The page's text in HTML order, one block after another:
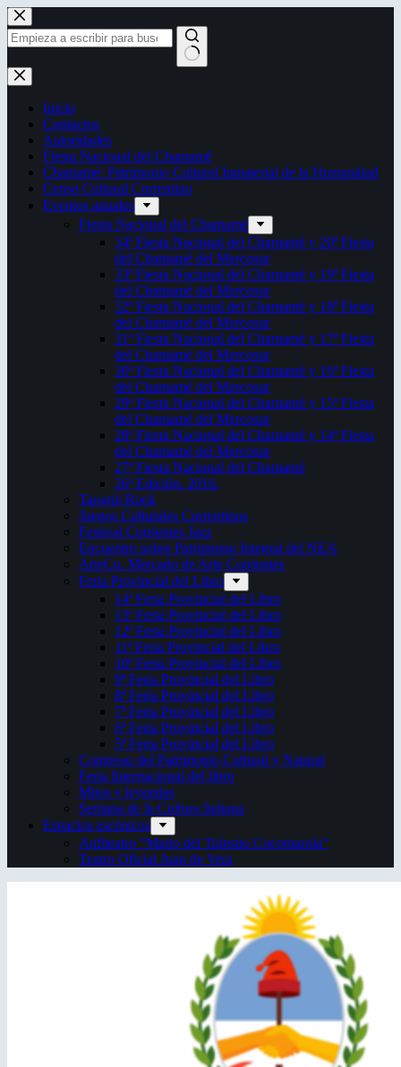
Saltar
al
contenido
Sin
resultados
Inicio
Contactos
Autoridades
Fiesta Nacional del Chamamé
Chamamé: Patrimonio Cultural Inmaterial de la Humanidad
Censo Cultural Correntino
Eventos anuales
Fiesta Nacional del Chamamé
34ª Fiesta Nacional del Chamamé y 20ª Fiesta
del Chamamé del Mercosur
33ª Fiesta Nacional del Chamamé y 19ª Fiesta
del Chamamé del Mercosur
32ª Fiesta Nacional del Chamamé y 18ª Fiesta
del Chamamé del Mercosur
31ª Fiesta Nacional del Chamamé y 17ª Fiesta
del Chamamé del Mercosur
30ª Fiesta Nacional del Chamamé y 16ª Fiesta
del Chamamé del Mercosur
29ª Fiesta Nacional del Chamamé y 15ª Fiesta
del Chamamé del Mercosur
28ª Fiesta Nacional del Chamamé y 14ª Fiesta
del Chamamé del Mercosur
27ª Fiesta Nacional del Chamamé
26ª Edición. 2016.
Taragüi Rock
Juegos Culturales Correntinos
Festival Corrientes Jazz
Encuentro sobre Patrimonio Integral del NEA
ArteCo. Mercado de Arte Corrientes
Feria Provincial del Libro
14ª Feria Provincial del Libro
13ª Feria Provincial del Libro
12ª Feria Provincial del Libro
11ª Feria Provincial del Libro
10ª Feria Provincial del Libro
9ª Feria Provincial del Libro
8ª Feria Provincial del Libro
7ª Feria Provincial del Libro
6ª Feria Provincial del Libro
5ª Feria Provincial del Libro
Congreso del Patrimonio Cultural y Natural
Feria Internacional del libro
Mitos y leyendas
Semana de la Cultura Italiana
Espacios escénicos
Anfiteatro “Mario del Tránsito Cocomarola”
Teatro Oficial Juan de Vera